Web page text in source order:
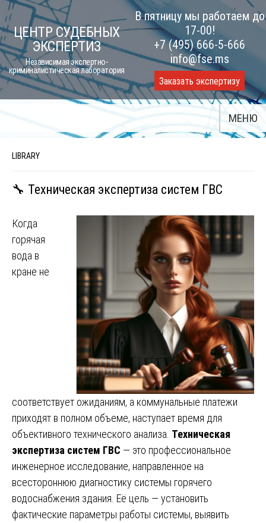
Skip
to
content
ЦЕНТР СУДЕБНЫХ
ЭКСПЕРТИЗ
Независимая экспертно-
криминалистическая лаборатория
В пятницу мы работаем до
17-00!
+7 (495) 666-5-666
info@fse.ms
Заказать экспертизу
МЕНЮ
LIBRARY
🔧 Техническая экспертиза систем ГВС
Когда
горячая
вода в
кране не
соответствует ожиданиям, а коммунальные платежи
приходят в полном объеме, наступает время для
объективного технического анализа. Техническая
экспертиза систем ГВС — это профессиональное
инженерное исследование, направленное на
всестороннюю диагностику системы горячего
водоснабжения здания. Её цель — установить
фактические параметры работы системы, выявить